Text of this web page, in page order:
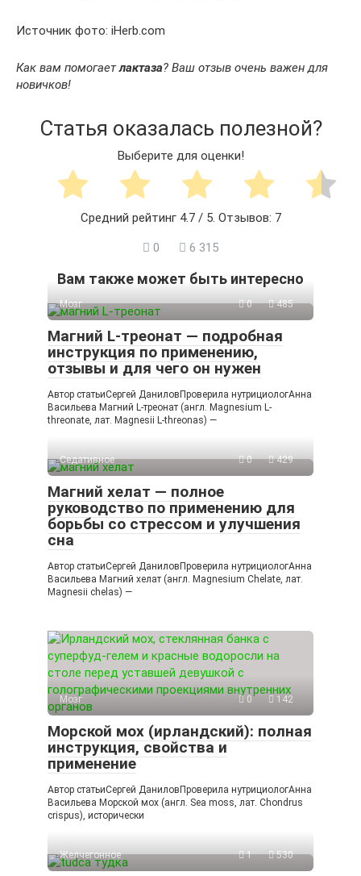
Источник фото: iHerb.com
Как вам помогаетлактаза? Ваш отзыв очень важен для
новичков!
Статья оказалась полезной?
Выберите для оценки!
Средний рейтинг 4.7/ 5. Отзывов: 7
0 6 315
Вам также может быть интересно
Мозг 0 485
Магний L-треонат — подробная
инструкция по применению,
отзывы и для чего он нужен
Автор статьиСергей ДаниловПроверила нутрициологАнна
Васильева Магний L-треонат (англ. Magnesium L-
threonate, лат. Magnesii L-threonas) —
Седативное 0 429
Магний хелат — полное
руководство по применению для
борьбы со стрессом и улучшения
сна
Автор статьиСергей ДаниловПроверила нутрициологАнна
Васильева Магний хелат (англ. Magnesium Chelate, лат.
Magnesii chelas) —
Мозг 0 142
Морской мох (ирландский): полная
инструкция, свойства и
применение
Автор статьиСергей ДаниловПроверила нутрициологАнна
Васильева Морской мох (англ. Sea moss, лат. Chondrus
crispus), исторически
Желчегонное 1 530